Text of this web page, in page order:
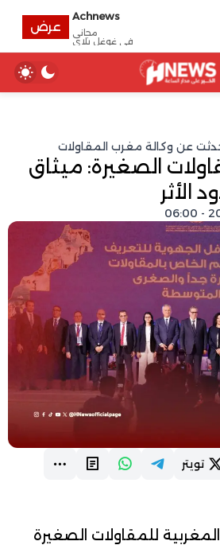
عن وكالة مغرب المقاولات
الصغيرة: ميثاق
الأثر
تويتر
المغربية للمقاولات الصغيرة
Achnews
مجانى
في غوغل بلاي
عرض